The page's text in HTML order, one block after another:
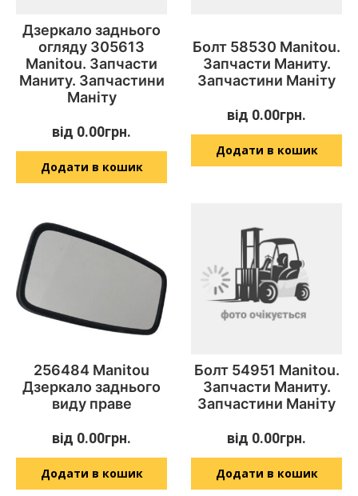
Дзеркало заднього
огляду 305613
Manitou. Запчасти
Маниту. Запчастини
Маніту
від 0.00грн.
Додати в кошик
Болт 58530 Manitou.
Запчасти Маниту.
Запчастини Маніту
від 0.00грн.
Додати в кошик
256484 Manitou
Дзеркало заднього
виду праве
від 0.00грн.
Додати в кошик
Болт 54951 Manitou.
Запчасти Маниту.
Запчастини Маніту
від 0.00грн.
Додати в кошик